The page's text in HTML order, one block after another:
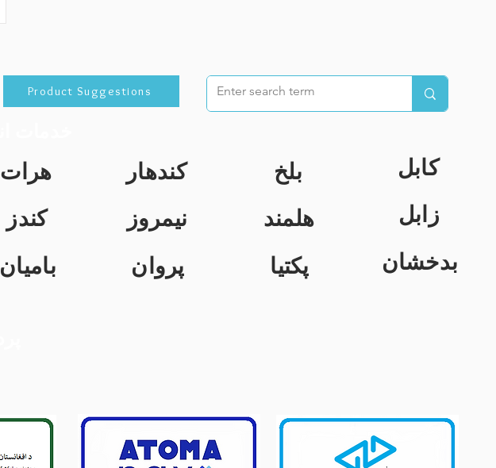
Product Suggestions
هرات کندهار بلخ
کابل
کندز نیمروز هلمند
زابل
بامیان پروان پکتیا بدخشان